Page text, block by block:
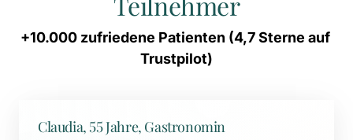
+10.000 zufriedene Patienten (4,7 Sterne
auf
Trustpilot)
Claudia, 55 Jahre, Gastronomin